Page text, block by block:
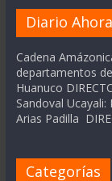
Diario Ahora
Cadena
departamentos
Huanuco
Sandoval
Arias Padilla
Categorías